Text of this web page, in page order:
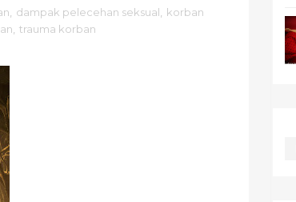
dampak pelecehan seksual
korban
trauma korban